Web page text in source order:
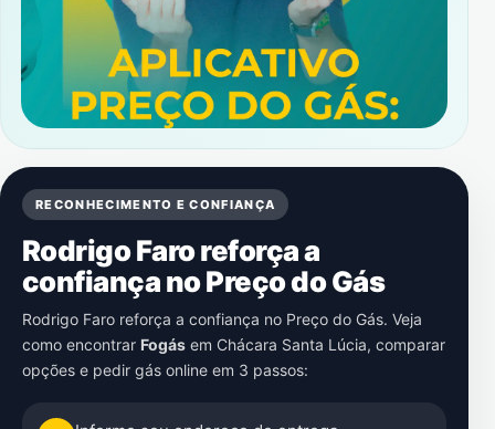
RECONHECIMENTO E CONFIANÇA
Rodrigo Faro reforça a
confiança no Preço do Gás
Rodrigo Faro reforça a confiança no Preço do Gás. Veja
como encontrar Fogás em Chácara Santa Lúcia, comparar
opções e pedir gás online em 3 passos: